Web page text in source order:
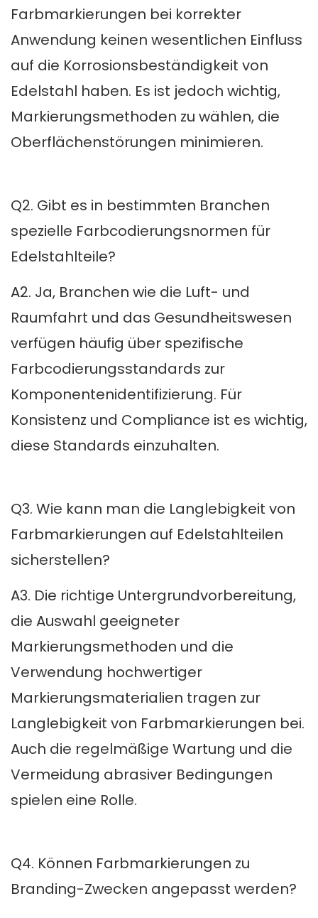
Farbmarkierungen bei korrekter
Anwendung keinen wesentlichen Einfluss
auf die Korrosionsbeständigkeit von
Edelstahl haben. Es ist jedoch wichtig,
Markierungsmethoden zu wählen, die
Oberflächenstörungen minimieren.
Q2. Gibt es in bestimmten Branchen
spezielle Farbcodierungsnormen für
Edelstahlteile?
A2. Ja, Branchen wie die Luft- und
Raumfahrt und das Gesundheitswesen
verfügen häufig über spezifische
Farbcodierungsstandards zur
Komponentenidentifizierung. Für
Konsistenz und Compliance ist es wichtig,
diese Standards einzuhalten.
Q3. Wie kann man die Langlebigkeit von
Farbmarkierungen auf Edelstahlteilen
sicherstellen?
A3. Die richtige Untergrundvorbereitung,
die Auswahl geeigneter
Markierungsmethoden und die
Verwendung hochwertiger
Markierungsmaterialien tragen zur
Langlebigkeit von Farbmarkierungen bei.
Auch die regelmäßige Wartung und die
Vermeidung abrasiver Bedingungen
spielen eine Rolle.
Q4. Können Farbmarkierungen zu
Branding-Zwecken angepasst werden?